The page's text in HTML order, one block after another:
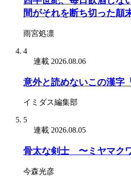
間がそれを断ち切った顛
雨宮処凛
4
連載 2026.08.06
意外と読めないこの漢字
イミダス編集部
5
連載 2026.08.05
骨太な剣士 〜ミヤマク
今森光彦